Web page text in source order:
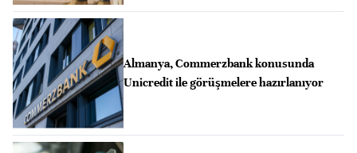
Almanya, Commerzbank konusunda
Unicredit ile görüşmelere hazırlanıyor